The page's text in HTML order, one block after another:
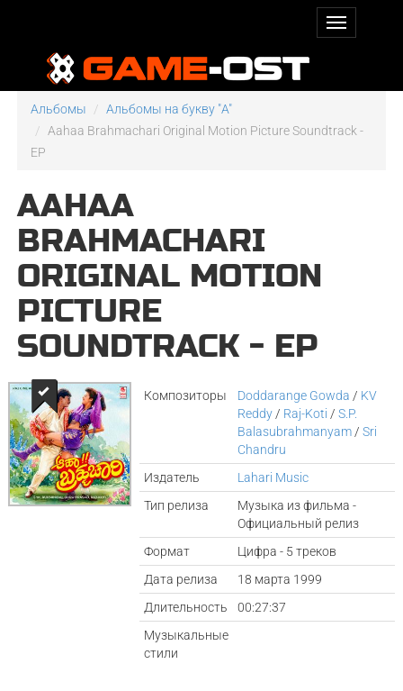
Альбомы
Альбомы на букву "A"
Aahaa Brahmachari Original Motion Picture Soundtrack -
EP
AAHAA
BRAHMACHARI
ORIGINAL MOTION
PICTURE
SOUNDTRACK - EP
Композиторы Doddarange Gowda / KV
Reddy / Raj-Koti /S.P.
Balasubrahmanyam /Sri
Chandru
Издатель
Lahari Music
Тип релиза
Музыка из фильма -
Официальный релиз
Формат
Цифра - 5 треков
Дата релиза
18 марта 1999
Длительность
00:27:37
Музыкальные
стили